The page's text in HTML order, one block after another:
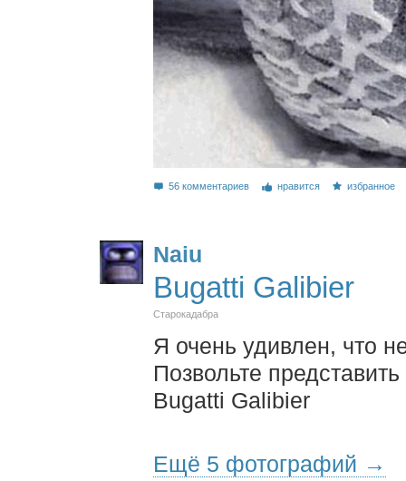
56 комментариев нравится избранное
Naiu
Bugatti Galibier
Старокадабра
Я очень удивлен, что
Позвольте
Bugatti Galibier
Ещё 5 фотографий →